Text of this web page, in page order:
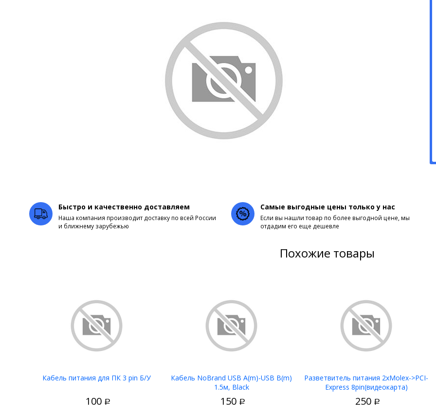
Быстро и качественно доставляем
Наша компания производит доставку по всей России
и ближнему зарубежью
Самые выгодные цены только у нас
Если вы нашли товар по более выгодной цене, мы
отдадим его еще дешевле
Похожие товары
Кабель питания для ПК 3 pin Б/У
100 Р
Кабель NoBrand USB A(m)-USB B(m)
1.5м, Black
150 Р
В корзину
Разветвитель питания 2хMolex->PCI-
Express 8pin(видеокарта)
250 Р
В корзину